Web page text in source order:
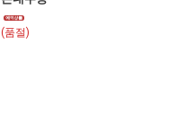
(품절)